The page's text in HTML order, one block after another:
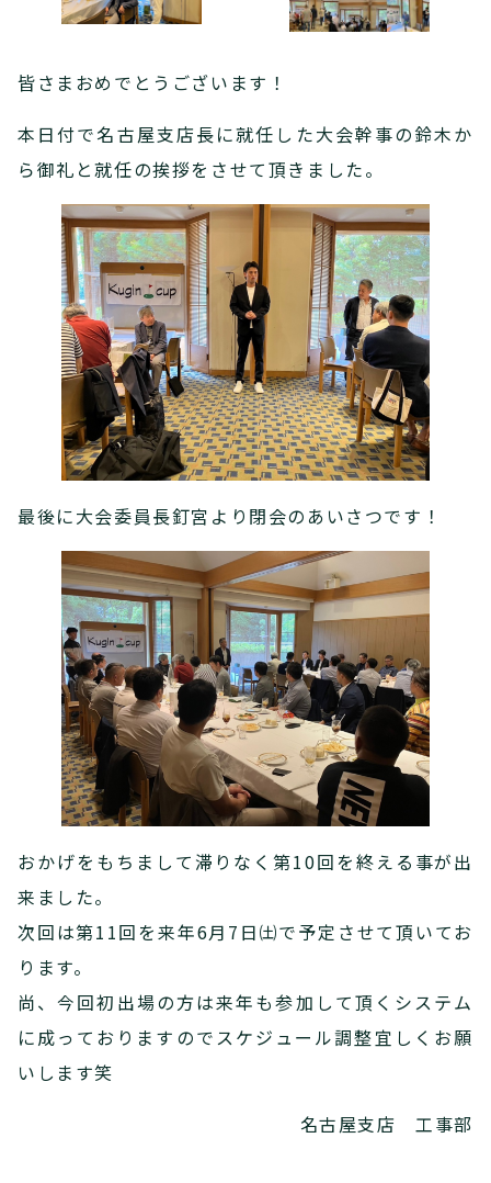
皆さまおめでとうございます！
本日付で名古屋支店長に就任した大会幹事の鈴木か
ら御礼と就任の挨拶をさせて頂きました。
最後に大会委員長釘宮より閉会のあいさつです！
おかげをもちまして滞りなく第10回を終える事が出
来ました。
次回は第11回を来年6月7日㈯で予定させて頂いてお
ります。
尚、今回初出場の方は来年も参加して頂くシステム
に成っておりますのでスケジュール調整宜しくお願
いします笑
名古屋支店 工事部